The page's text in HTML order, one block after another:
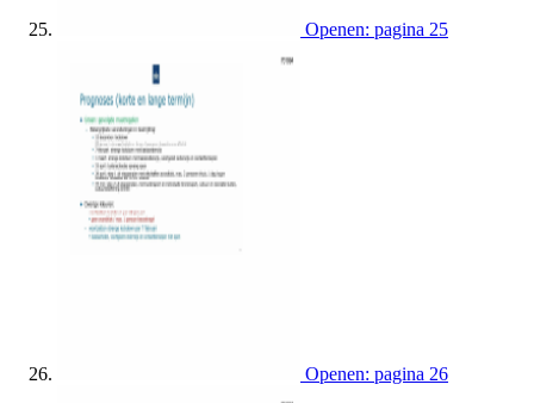
Openen: pagina 25
Openen: pagina 26